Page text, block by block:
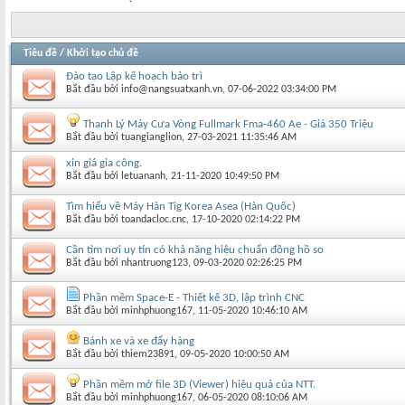
Tiêu đề / Khởi tạo chủ đề
Đào tạo Lập kế hoạch bảo trì
Bắt đầu bởi info@nangsuatxanh.vn‎, 07-06-2022 03:34:00 PM
Thanh Lý Máy Cưa Vòng Fullmark Fma-460 Ae - Giá 350 Triệu
Bắt đầu bởi tuangianglion‎, 27-03-2021 11:35:46 AM
xin giá gia công.
Bắt đầu bởi letuananh‎, 21-11-2020 10:49:50 PM
Tìm hiểu về Máy Hàn Tig Korea Asea (Hàn Quốc)
Bắt đầu bởi toandacloc.cnc‎, 17-10-2020 02:14:22 PM
Cần tìm nơi uy tín có khả năng hiệu chuẩn đồng hồ so
Bắt đầu bởi nhantruong123‎, 09-03-2020 02:26:25 PM
Phần mềm Space-E - Thiết kế 3D, lập trình CNC
Bắt đầu bởi minhphuong167‎, 11-05-2020 10:46:10 AM
Bánh xe và xe đẩy hàng
Bắt đầu bởi thiem23891‎, 09-05-2020 10:00:50 AM
Phần mềm mở file 3D (Viewer) hiệu quả của NTT.
Bắt đầu bởi minhphuong167‎, 06-05-2020 08:10:06 AM